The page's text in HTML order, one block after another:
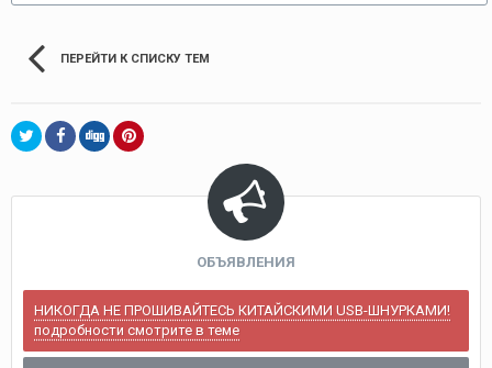
ПЕРЕЙТИ К СПИСКУ ТЕМ
ОБЪЯВЛЕНИЯ
НИКОГДА НЕ ПРОШИВАЙТЕСЬ КИТАЙСКИМИ USB-ШНУРКАМИ!
подробности смотрите в теме